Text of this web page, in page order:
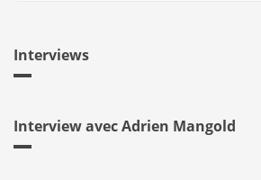
Interviews
Interview avec Adrien Mangold